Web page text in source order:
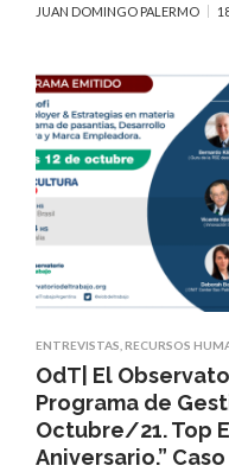
JUAN DOMINGO PALERMO
ENTREVISTAS RECURSOS
OdT| El
Programa de
Octubre/21. Top
Aniversario.” Caso